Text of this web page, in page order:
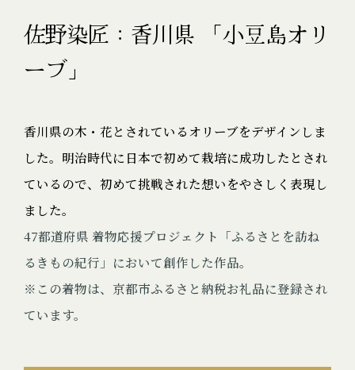
佐野染匠：香川県 「小豆島オリ
ーブ」
香川県の木・花とされているオリーブをデザインしま
した。明治時代に日本で初めて栽培に成功したとされ
ているので、初めて挑戦された想いをやさしく表現し
ました。
47都道府県 着物応援プロジェクト「ふるさとを訪ね
るきもの紀行」において創作した作品。
※この着物は、京都市ふるさと納税お礼品に登録され
ています。